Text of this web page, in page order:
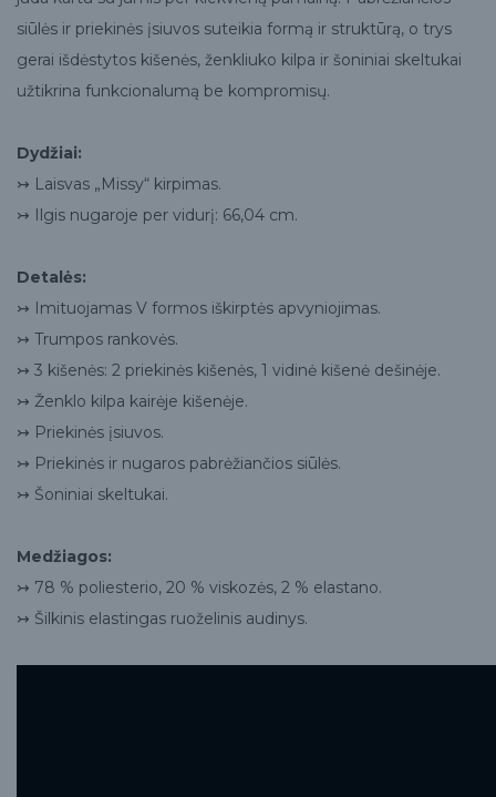
siūlės ir priekinės įsiuvos suteikia formą ir struktūrą, o trys
gerai išdėstytos kišenės, ženkliuko kilpa ir šoniniai skeltukai
užtikrina funkcionalumą be kompromisų.
Dydžiai:
↣ Laisvas „Missy“ kirpimas.
↣ Ilgis nugaroje per vidurį: 66,04 cm.
Detalės:
↣ Imituojamas V formos iškirptės apvyniojimas.
↣ Trumpos rankovės.
↣ 3 kišenės: 2 priekinės kišenės, 1 vidinė kišenė dešinėje.
↣ Ženklo kilpa kairėje kišenėje.
↣ Priekinės įsiuvos.
↣ Priekinės ir nugaros pabrėžiančios siūlės.
↣ Šoniniai skeltukai.
Medžiagos:
↣ 78 % poliesterio, 20 % viskozės, 2 % elastano.
↣ Šilkinis elastingas ruoželinis audinys.